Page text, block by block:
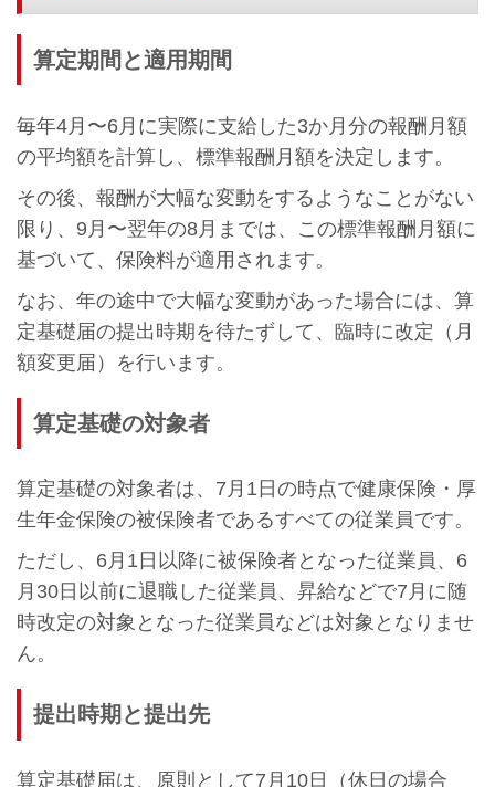
算定期間と適用期間
毎年4月〜6月に実際に支給した3か月分の報酬月額
の平均額を計算し、標準報酬月額を決定します。
その後、報酬が大幅な変動をするようなことがない
限り、9月〜翌年の8月までは、この標準報酬月額に
基づいて、保険料が適用されます。
なお、年の途中で大幅な変動があった場合には、算
定基礎届の提出時期を待たずして、臨時に改定（月
額変更届）を行います。
算定基礎の対象者
算定基礎の対象者は、7月1日の時点で健康保険・厚
生年金保険の被保険者であるすべての従業員です。
ただし、6月1日以降に被保険者となった従業員、6
月30日以前に退職した従業員、昇給などで7月に随
時改定の対象となった従業員などは対象となりませ
ん。
提出時期と提出先
算定基礎届は、原則として7月10日（休日の場合